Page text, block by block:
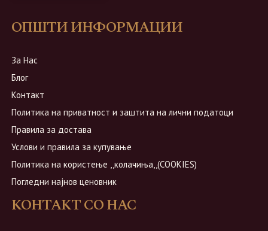
ОПШТИ ИНФОРМАЦИИ
За Нас
Блог
Контакт
Политика на приватност и заштита на лични податоци
Правила за достава
Услови и правила за купување
Политика на користење ,,колачиња,,(COOKIES)
Погледни најнов ценовник
КОНТАКТ СО НАС